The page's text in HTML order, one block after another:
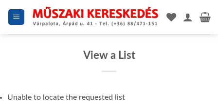
View a List
Unable to locate the requested list